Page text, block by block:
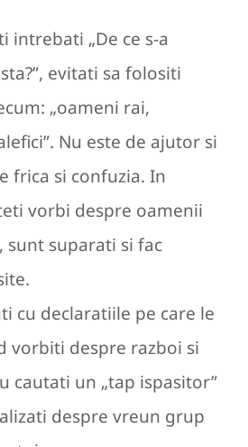
intrebati „De ce s-a
evitati sa folositi
„oameni rai,
Nu este de ajutor si
frica si confuzia. In
vorbi despre oamenii
sunt suparati si fac
cu declaratiile pe care le
vorbiti despre razboi si
cautati un „tap ispasitor”
despre vreun grup